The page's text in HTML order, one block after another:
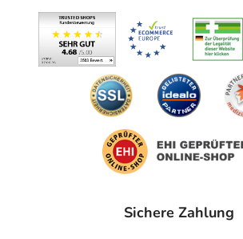
Sichere Zahlung